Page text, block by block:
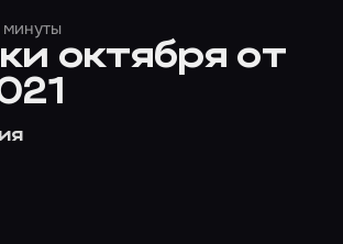
октября от